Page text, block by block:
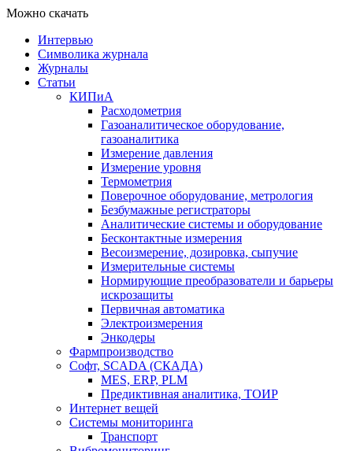
Можно скачать
Интервью
Символика журнала
Журналы
Статьи
КИПиА
Расходометрия
Газоаналитическое оборудование,
газоаналитика
Измерение давления
Измерение уровня
Термометрия
Поверочное оборудование, метрология
Безбумажные регистраторы
Аналитические системы и оборудование
Бесконтактные измерения
Весоизмерение, дозировка, сыпучие
Измерительные системы
Нормирующие преобразователи и барьеры
искрозащиты
Первичная автоматика
Электроизмерения
Энкодеры
Фармпроизводство
Софт, SCADA (СКАДА)
MES, ERP, PLM
Предиктивная аналитика, ТОИР
Интернет вещей
Системы мониторинга
Транспорт